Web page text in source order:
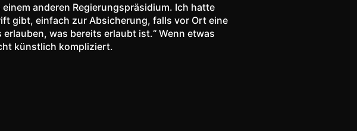
anderen Regierungspräsidium. Ich hatte
gibt, einfach zur Absicherung, falls vor Ort eine
was bereits erlaubt ist.“ Wenn etwas
künstlich kompliziert.